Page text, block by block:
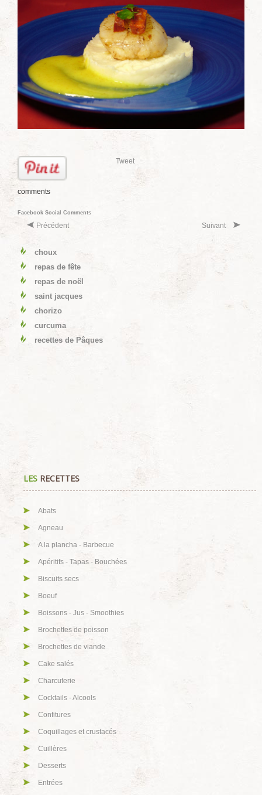
Tweet
comments
Facebook Social Comments
Précédent Suivant
choux
repas de fête
repas de noël
saint jacques
chorizo
curcuma
recettes de Pâques
LES RECETTES
Abats
Agneau
A la plancha - Barbecue
Apéritifs - Tapas - Bouchées
Biscuits secs
Boeuf
Boissons - Jus - Smoothies
Brochettes de poisson
Brochettes de viande
Cake salés
Charcuterie
Cocktails - Alcools
Confitures
Coquillages et crustacés
Cuillères
Desserts
Entrées